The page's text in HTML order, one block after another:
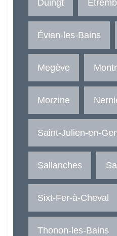
Duingt
Évian-les-Bains
Megève
Morzine
Saint-Julien-en-
Sallanches
Sixt-Fer-à-Cheval
Thonon-les-Bains